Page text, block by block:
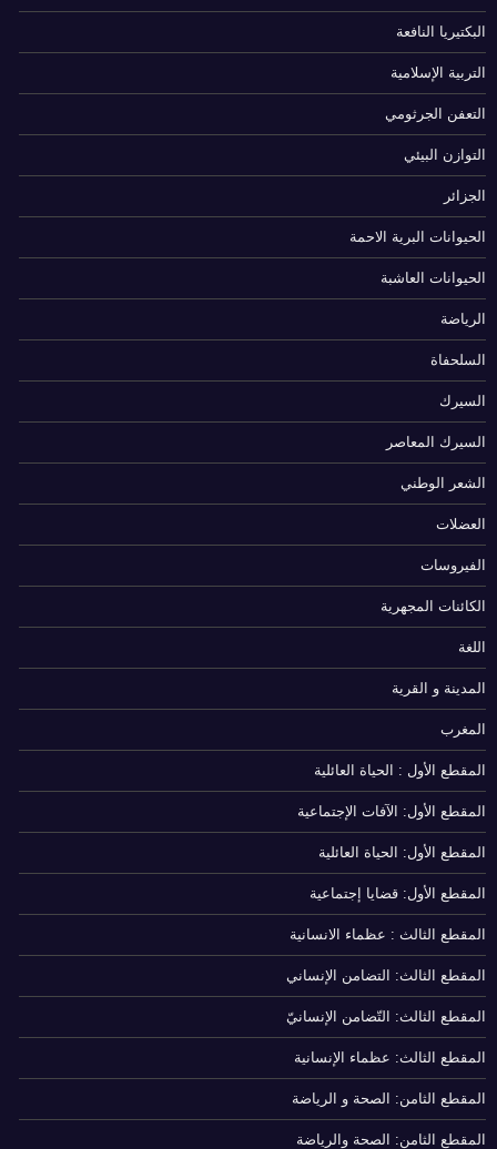
البكتيريا النافعة
التربية الإسلامية
التعفن الجرثومي
التوازن البيئي
الجزائر
الحيوانات البرية الاحمة
الحيوانات العاشبة
الرياضة
السلحفاة
السيرك
السيرك المعاصر
الشعر الوطني
العضلات
الفيروسات
الكائنات المجهرية
اللغة
المدينة و القرية
المغرب
المقطع الأول : الحياة العائلية
المقطع الأول: الآفات الإجتماعية
المقطع الأول: الحياة العائلية
المقطع الأول: قضايا إجتماعية
المقطع الثالث : عظماء الانسانية
المقطع الثالث: التضامن الإنساني
المقطع الثالث: التّضامن الإنسانيّ
المقطع الثالث: عظماء الإنسانية
المقطع الثامن: الصحة و الرياضة
المقطع الثامن: الصحة والرياضة